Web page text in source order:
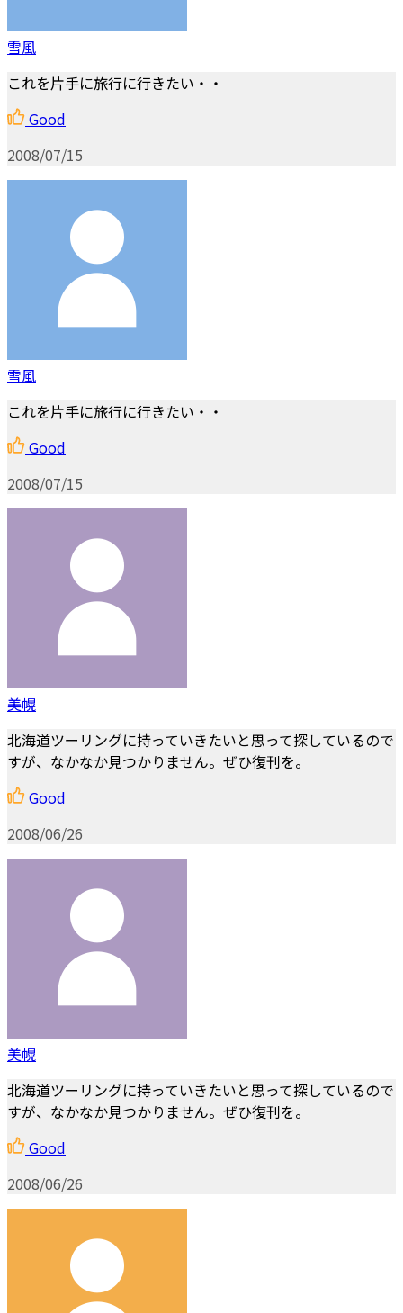
雪風
これを片手に旅行に行きたい・・
Good
2008/07/15
雪風
これを片手に旅行に行きたい・・
Good
2008/07/15
美幌
北海道ツーリングに持っていきたいと思って探しているので
すが、なかなか見つかりません。ぜひ復刊を。
Good
2008/06/26
美幌
北海道ツーリングに持っていきたいと思って探しているので
すが、なかなか見つかりません。ぜひ復刊を。
Good
2008/06/26